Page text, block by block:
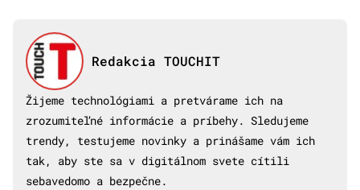
Redakcia TOUCHIT
Žijeme technológiami a pretvárame ich na
zrozumiteľné informácie a príbehy. Sledujeme
trendy, testujeme novinky a prinášame vám ich
tak, aby ste sa v digitálnom svete cítili
sebavedomo a bezpečne.